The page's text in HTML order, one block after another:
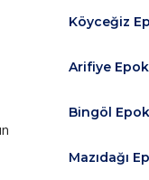
Köyceğiz
Arifiye
Bingöl
Mazıdağı